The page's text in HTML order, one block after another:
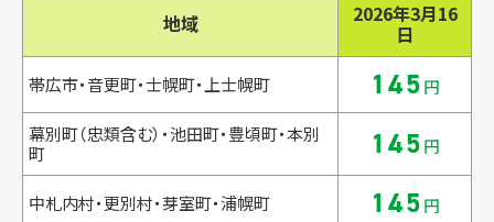
地域 2026年3月16
日
帯広市・音更町・士幌町・上士幌町 145円
幕別町（忠類含む）・池田町・豊頃町・本別
町
145円
中札内村・更別村・芽室町・浦幌町 145円